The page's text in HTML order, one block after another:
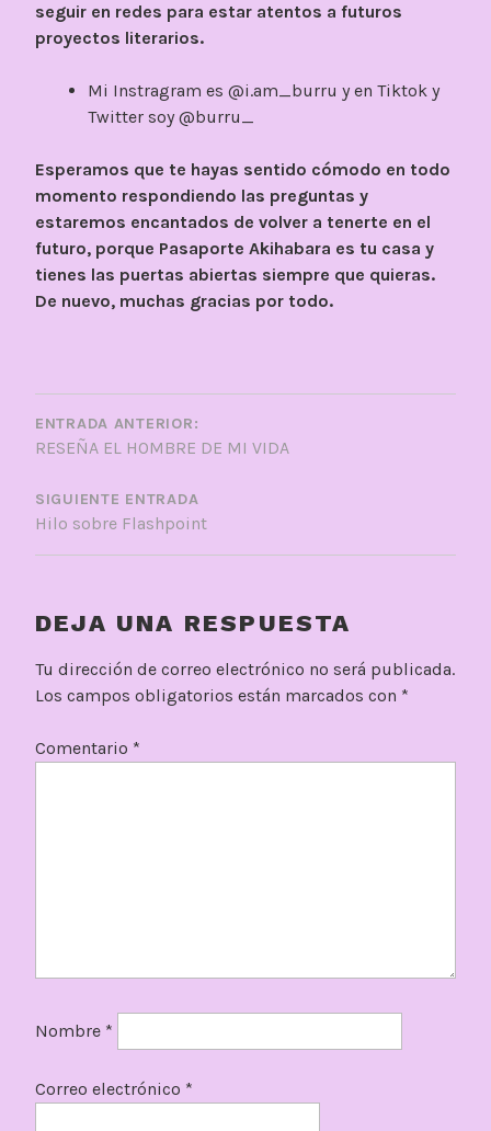
seguir en redes para estar atentos a futuros
proyectos literarios.
Mi Instragram es @i.am_burru y en Tiktok y
Twitter soy @burru_
Esperamos que te hayas sentido cómodo en todo
momento respondiendo las preguntas y
estaremos encantados de volver a tenerte en el
futuro, porque Pasaporte Akihabara es tu casa y
tienes las puertas abiertas siempre que quieras.
De nuevo, muchas gracias por todo.
NAVEGACIÓN
DE
ENTRADAS
ENTRADA ANTERIOR:
RESEÑA EL HOMBRE DE MI VIDA
SIGUIENTE ENTRADA
Hilo sobre Flashpoint
DEJA UNA RESPUESTA
Tu dirección de correo electrónico no será publicada.
Los campos obligatorios están marcados con *
Comentario *
Nombre *
Correo electrónico *